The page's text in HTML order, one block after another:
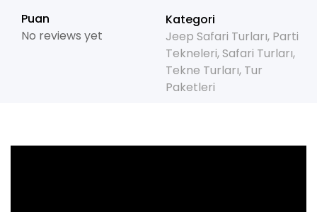
Puan
No reviews yet
Kategori
Jeep Safari Turları, Parti
Tekneleri,Safari Turları,
Tekne Turları, Tur
Paketleri